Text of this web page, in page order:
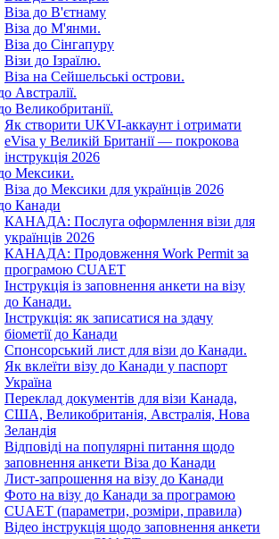
Віза до В'єтнаму
Віза до М'янми.
Віза до Сінгапуру
Візи до Ізраїлю.
Віза на Сейшельські острови.
Австралії.
Великобританії.
Як створити UKVI-аккаунт і отримати
eVisa у Великій Британії — покрокова
інструкція 2026
Мексики.
Віза до Мексики для українців 2026
Канади
КАНАДА: Послуга оформлення візи для
українців 2026
КАНАДА: Продовження Work Permit за
програмою CUAET
Інструкція із заповнення анкети на візу
до Канади.
Інструкція: як записатися на здачу
біометії до Канади
Спонсорський лист для візи до Канади.
Як вклеїти візу до Канади у паспорт
Україна
Переклад документів для візи Канада,
США, Великобританія, Австралія, Нова
Зеландія
Відповіді на популярні питання щодо
заповнення анкети Віза до Канади
Лист-запрошення на візу до Канади
Фото на візу до Канади за програмою
CUAET (параметри, розміри, правила)
Відео інструкція щодо заповнення анкети